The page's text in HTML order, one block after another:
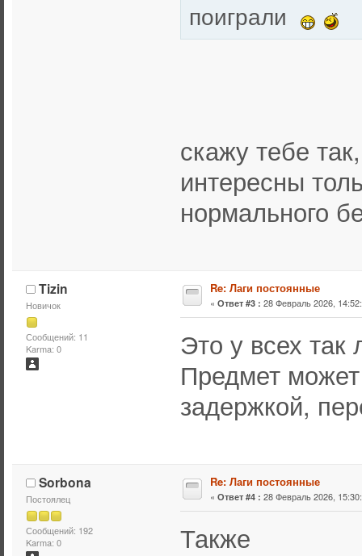
поиграли
скажу тебе
интересны
нормального
Tizin
Новичок
Сообщений: 11
Karma: 0
Re: Лаги постоянные
« Ответ #3 : 28 Февраль 2026,
Это у всех так
Предмет
задержкой,
Sorbona
Постоялец
Сообщений: 192
Karma: 0
Re: Лаги постоянные
« Ответ #4 : 28 Февраль 2026,
Также